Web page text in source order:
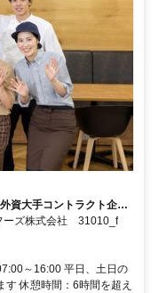
資大手コントラクト企業
ーズ株式会社 31010_f
～16:00 平日、土日の
す 休憩時間：6時間を超え